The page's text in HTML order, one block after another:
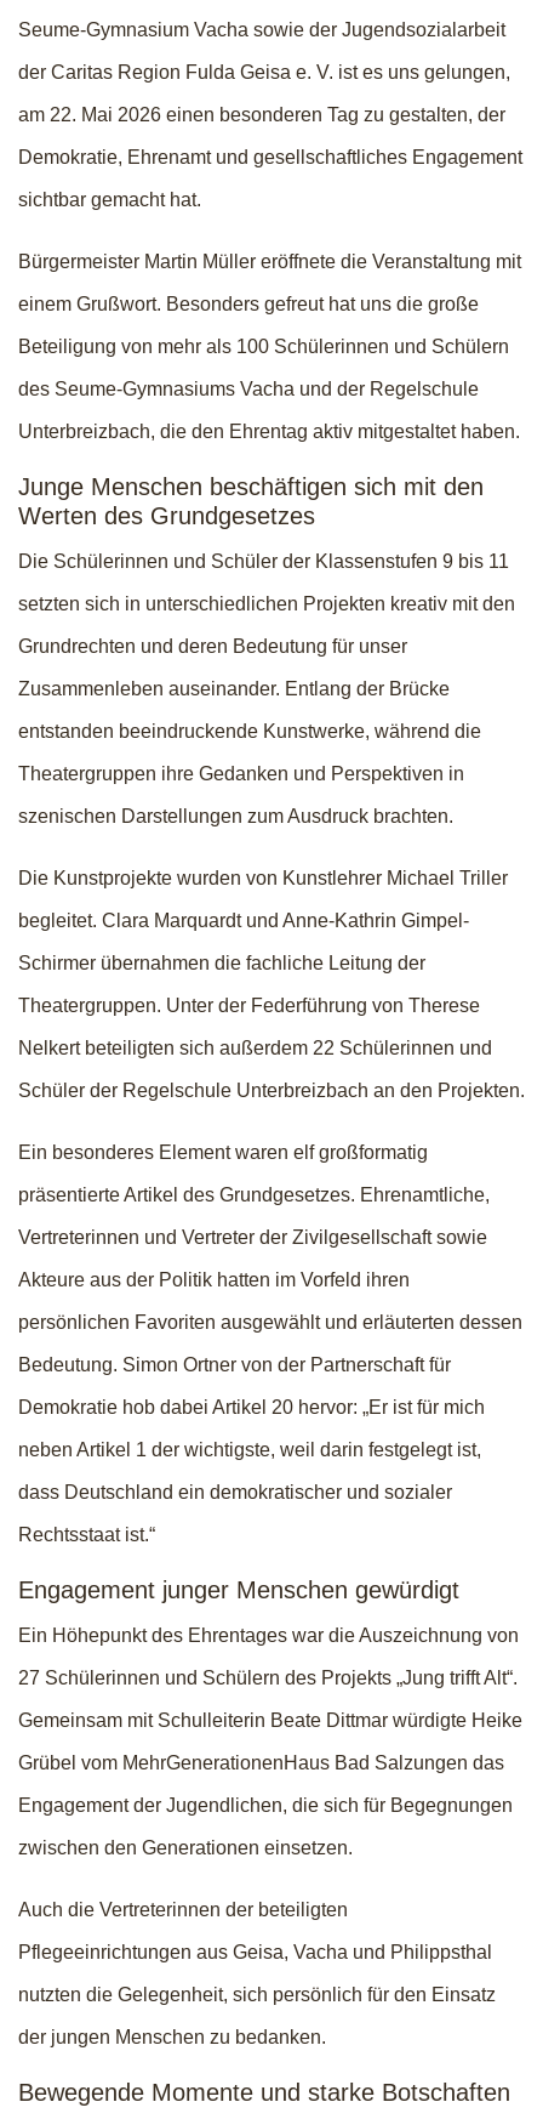
Seume-Gymnasium Vacha sowie der Jugendsozialarbeit
der Caritas Region Fulda Geisa e. V. ist es uns gelungen,
am 22. Mai 2026 einen besonderen Tag zu gestalten, der
Demokratie, Ehrenamt und gesellschaftliches Engagement
sichtbar gemacht hat.
Bürgermeister Martin Müller eröffnete die Veranstaltung mit
einem Grußwort. Besonders gefreut hat uns die große
Beteiligung von mehr als 100 Schülerinnen und Schülern
des Seume-Gymnasiums Vacha und der Regelschule
Unterbreizbach, die den Ehrentag aktiv mitgestaltet haben.
Junge Menschen beschäftigen sich mit den
Werten des Grundgesetzes
Die Schülerinnen und Schüler der Klassenstufen 9 bis 11
setzten sich in unterschiedlichen Projekten kreativ mit den
Grundrechten und deren Bedeutung für unser
Zusammenleben auseinander. Entlang der Brücke
entstanden beeindruckende Kunstwerke, während die
Theatergruppen ihre Gedanken und Perspektiven in
szenischen Darstellungen zum Ausdruck brachten.
Die Kunstprojekte wurden von Kunstlehrer Michael Triller
begleitet. Clara Marquardt und Anne-Kathrin Gimpel-
Schirmer übernahmen die fachliche Leitung der
Theatergruppen. Unter der Federführung von Therese
Nelkert beteiligten sich außerdem 22 Schülerinnen und
Schüler der Regelschule Unterbreizbach an den Projekten.
Ein besonderes Element waren elf großformatig
präsentierte Artikel des Grundgesetzes. Ehrenamtliche,
Vertreterinnen und Vertreter der Zivilgesellschaft sowie
Akteure aus der Politik hatten im Vorfeld ihren
persönlichen Favoriten ausgewählt und erläuterten dessen
Bedeutung. Simon Ortner von der Partnerschaft für
Demokratie hob dabei Artikel 20 hervor: „Er ist für mich
neben Artikel 1 der wichtigste, weil darin festgelegt ist,
dass Deutschland ein demokratischer und sozialer
Rechtsstaat ist.“
Engagement junger Menschen gewürdigt
Ein Höhepunkt des Ehrentages war die Auszeichnung von
27 Schülerinnen und Schülern des Projekts „Jung trifft Alt“.
Gemeinsam mit Schulleiterin Beate Dittmar würdigte Heike
Grübel vom MehrGenerationenHaus Bad Salzungen das
Engagement der Jugendlichen, die sich für Begegnungen
zwischen den Generationen einsetzen.
Auch die Vertreterinnen der beteiligten
Pflegeeinrichtungen aus Geisa, Vacha und Philippsthal
nutzten die Gelegenheit, sich persönlich für den Einsatz
der jungen Menschen zu bedanken.
Bewegende Momente und starke Botschaften